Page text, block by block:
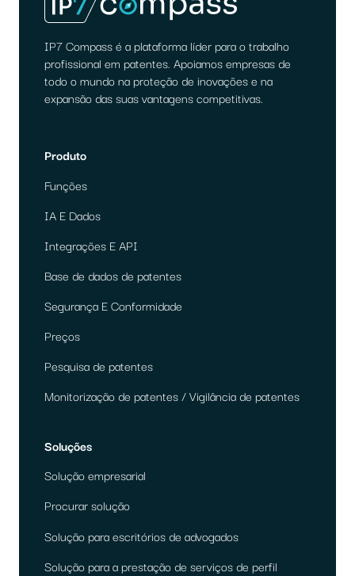
IP7 Compass é a plataforma líder para o trabalho
profissional em patentes. Apoiamos empresas de
todo o mundo na proteção de inovações e na
expansão das suas vantagens competitivas.
Produto
Funções
IA E Dados
Integrações E API
Base de dados de patentes
Segurança E Conformidade
Preços
Pesquisa de patentes
Monitorização de patentes / Vigilância de patentes
Soluções
Solução empresarial
Procurar solução
Solução para escritórios de advogados
Solução para a prestação de serviços de perfil